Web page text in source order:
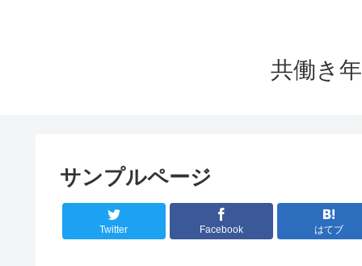
共働き
サンプルページ
Twitter Facebook はてブ